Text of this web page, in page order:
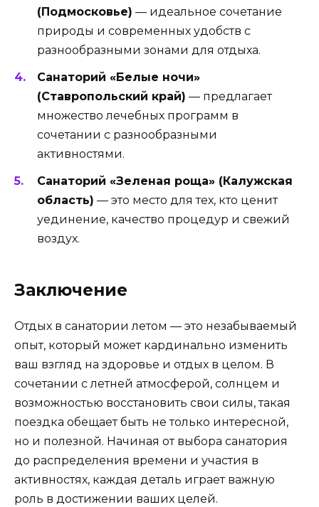
(Подмосковье) — идеальное сочетание
природы и современных удобств с
разнообразными зонами для отдыха.
Санаторий «Белые ночи»
(Ставропольский край) — предлагает
множество лечебных программ в
сочетании с разнообразными
активностями.
Санаторий «Зеленая роща» (Калужская
область) — это место для тех, кто ценит
уединение, качество процедур и свежий
воздух.
Заключение
Отдых в санатории летом — это незабываемый
опыт, который может кардинально изменить
ваш взгляд на здоровье и отдых в целом. В
сочетании с летней атмосферой, солнцем и
возможностью восстановить свои силы, такая
поездка обещает быть не только интересной,
но и полезной. Начиная от выбора санатория
до распределения времени и участия в
активностях, каждая деталь играет важную
роль в достижении ваших целей.